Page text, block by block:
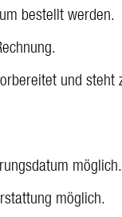
bestellt werden.
und steht
möglich.
möglich.